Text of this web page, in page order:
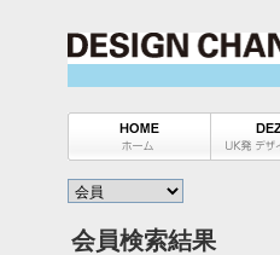
会員検索結果